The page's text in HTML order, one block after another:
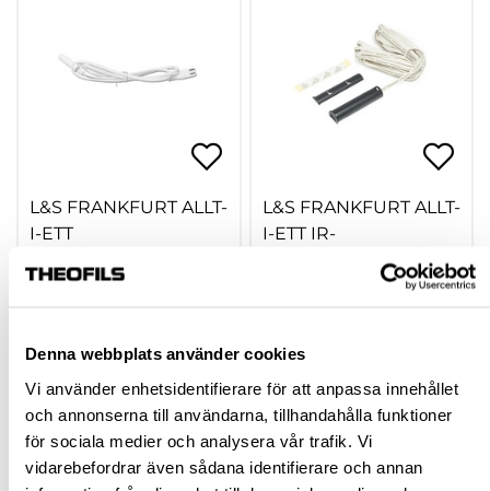
Denna webbplats använder cookies
Vi använder enhetsidentifierare för att anpassa innehållet
och annonserna till användarna, tillhandahålla funktioner
för sociala medier och analysera vår trafik. Vi
vidarebefordrar även sådana identifierare och annan
L&S FRANKFURT ALLT-
I-ETT
AR
Finns fler varianter
Köp
L&S FRANKFURT ALLT-
I-ETT IR-
SENSOR/DÖRRBRYTA
inkl. moms
Finns fler varianter
Köp